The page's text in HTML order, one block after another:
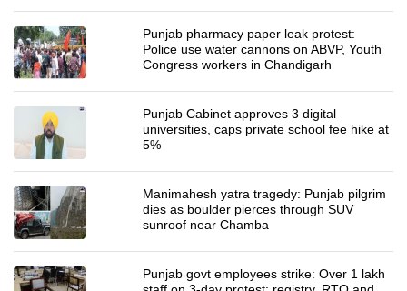
Punjab pharmacy paper leak protest:
Police use water cannons on ABVP, Youth
Congress workers in Chandigarh
Punjab Cabinet approves 3 digital
universities, caps private school fee hike at
5%
Manimahesh yatra tragedy: Punjab pilgrim
dies as boulder pierces through SUV
sunroof near Chamba
Punjab govt employees strike: Over 1 lakh